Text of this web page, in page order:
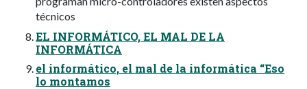
técnicos
EL INFORMÁTICO, EL MAL DE LA
INFORMÁTICA
el informático, el mal de la informática “Eso
lo montamos